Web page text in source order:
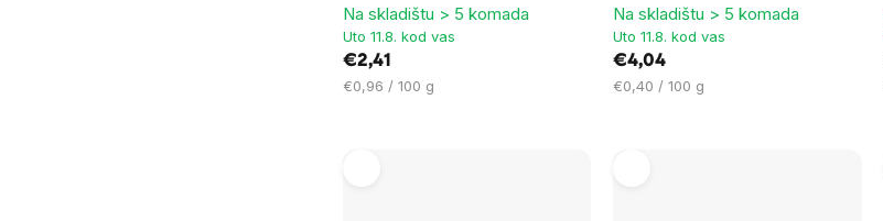
Na skladištu > 5 komada
Uto 11.8. kod vas
€2,41
Cijena
€0,96 / 100 g
Na skladištu > 5 komada
Uto 11.8. kod vas
€4,04
Cijena
€0,40 / 100 g